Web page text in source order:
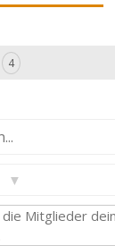
4
Mitglieder